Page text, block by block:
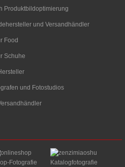
Produktbildoptimierung
und Versandhändler
Food
Schuhe
und Fotostudios
Fotografie Katalogfotografie